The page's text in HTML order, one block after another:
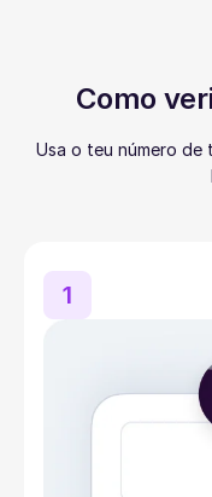
Como
Usa o teu número de
1